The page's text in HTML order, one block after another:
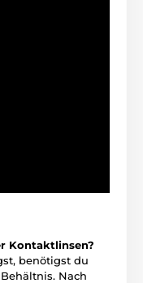
Kontaktlinsen?
benötigst du
Nach